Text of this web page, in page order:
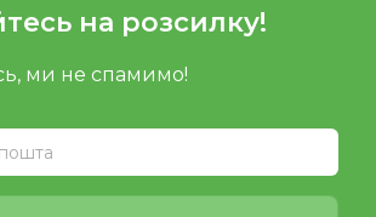
на розсилку!
ми не спамимо!